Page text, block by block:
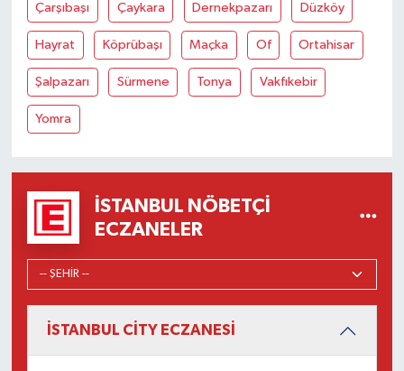
Çarşıbaşı Çaykara Dernekpazarı Düzköy
Hayrat Köprübaşı Maçka Of Ortahisar
Şalpazarı Sürmene Tonya Vakfıkebir
Yomra
İSTANBUL NÖBETÇI
ECZANELER
İSTANBUL CİTY ECZANESİ